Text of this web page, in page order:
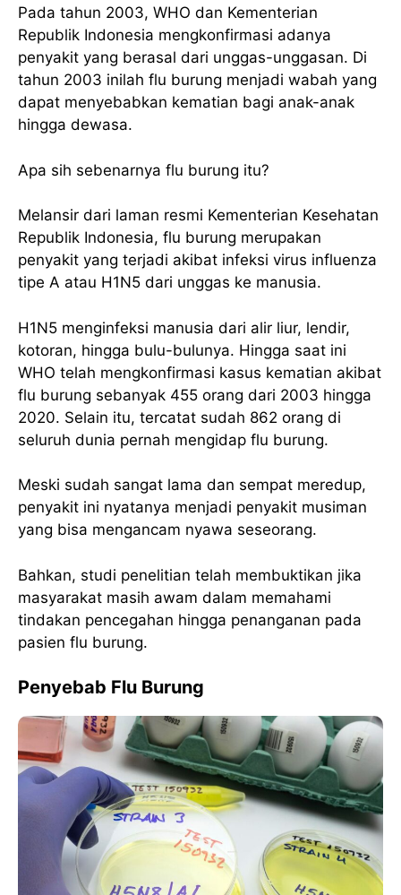
Pada tahun 2003, WHO dan Kementerian
Republik Indonesia mengkonfirmasi adanya
penyakit yang berasal dari unggas-unggasan. Di
tahun 2003 inilah flu burung menjadi wabah yang
dapat menyebabkan kematian bagi anak-anak
hingga dewasa.
Apa sih sebenarnya flu burung itu?
Melansir dari laman resmi Kementerian Kesehatan
Republik Indonesia, flu burung merupakan
penyakit yang terjadi akibat infeksi virus influenza
tipe A atau H1N5 dari unggas ke manusia.
H1N5 menginfeksi manusia dari alir liur, lendir,
kotoran, hingga bulu-bulunya. Hingga saat ini
WHO telah mengkonfirmasi kasus kematian akibat
flu burung sebanyak 455 orang dari 2003 hingga
2020. Selain itu, tercatat sudah 862 orang di
seluruh dunia pernah mengidap flu burung.
Meski sudah sangat lama dan sempat meredup,
penyakit ini nyatanya menjadi penyakit musiman
yang bisa mengancam nyawa seseorang.
Bahkan, studi penelitian telah membuktikan jika
masyarakat masih awam dalam memahami
tindakan pencegahan hingga penanganan pada
pasien flu burung.
Penyebab Flu Burung